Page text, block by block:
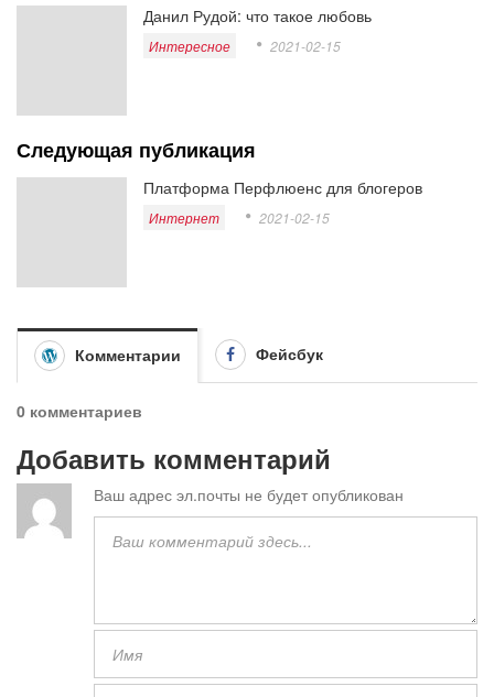
Данил Рудой: что такое любовь
Интересное 2021-02-15
Следующая публикация
Платформа Перфлюенс для блогеров
Интернет 2021-02-15
Комментарии Фейсбук
0 комментариев
Добавить комментарий
Ваш адрес эл.почты не будет опубликован